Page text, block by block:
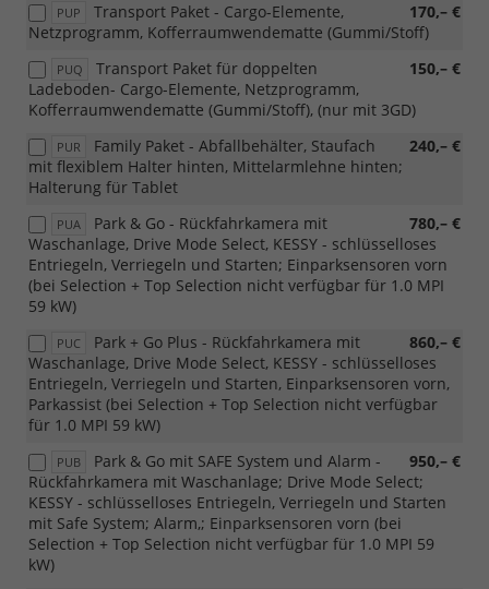
PUP 170,– €
Transport Paket - Cargo-Elemente,
Netzprogramm, Kofferraumwendematte (Gummi/Stoff)
PUQ 150,– €
Transport Paket für doppelten
Ladeboden- Cargo-Elemente, Netzprogramm,
Kofferraumwendematte (Gummi/Stoff), (nur mit 3GD)
PUR 240,– €
Family Paket - Abfallbehälter, Staufach
mit flexiblem Halter hinten, Mittelarmlehne hinten;
Halterung für Tablet
PUA 780,– €
Park & Go - Rückfahrkamera mit
Waschanlage, Drive Mode Select, KESSY - schlüsselloses
Entriegeln, Verriegeln und Starten; Einparksensoren vorn
(bei Selection + Top Selection nicht verfügbar für 1.0 MPI
59 kW)
PUC 860,– €
Park + Go Plus - Rückfahrkamera mit
Waschanlage, Drive Mode Select, KESSY - schlüsselloses
Entriegeln, Verriegeln und Starten, Einparksensoren vorn,
Parkassist (bei Selection + Top Selection nicht verfügbar
für 1.0 MPI 59 kW)
PUB 950,– €
Park & Go mit SAFE System und Alarm -
Rückfahrkamera mit Waschanlage; Drive Mode Select;
KESSY - schlüsselloses Entriegeln, Verriegeln und Starten
mit Safe System; Alarm,; Einparksensoren vorn (bei
Selection + Top Selection nicht verfügbar für 1.0 MPI 59
kW)